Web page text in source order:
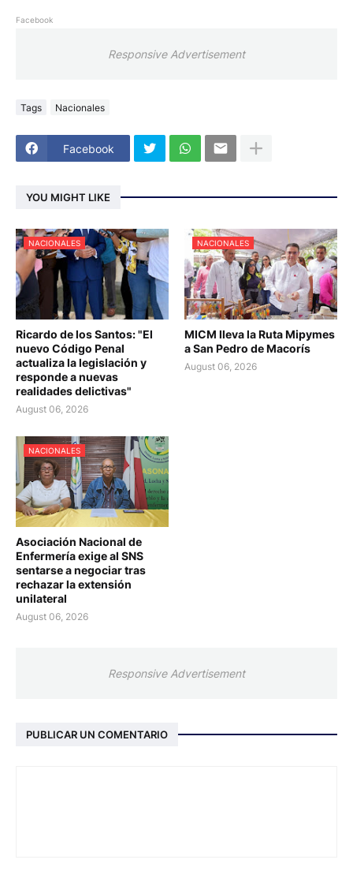
Facebook
Responsive Advertisement
Tags Nacionales
Facebook
YOU MIGHT LIKE
NACIONALES
Ricardo de los Santos: "El
nuevo Código Penal
actualiza la legislación y
responde a nuevas
realidades delictivas"
August 06, 2026
NACIONALES
MICM lleva la Ruta Mipymes
a San Pedro de Macorís
August 06, 2026
NACIONALES
Asociación Nacional de
Enfermería exige al SNS
sentarse a negociar tras
rechazar la extensión
unilateral
August 06, 2026
Responsive Advertisement
PUBLICAR UN COMENTARIO